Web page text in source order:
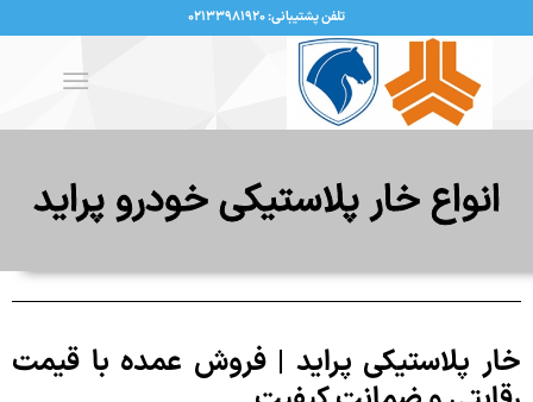
تلفن پشتیبانی: ۰۲۱۳۳۹۸۱۹۲۰
انواع خار پلاستیکی خودرو پراید
خار پلاستیکی پراید | فروش عمده با قیمت